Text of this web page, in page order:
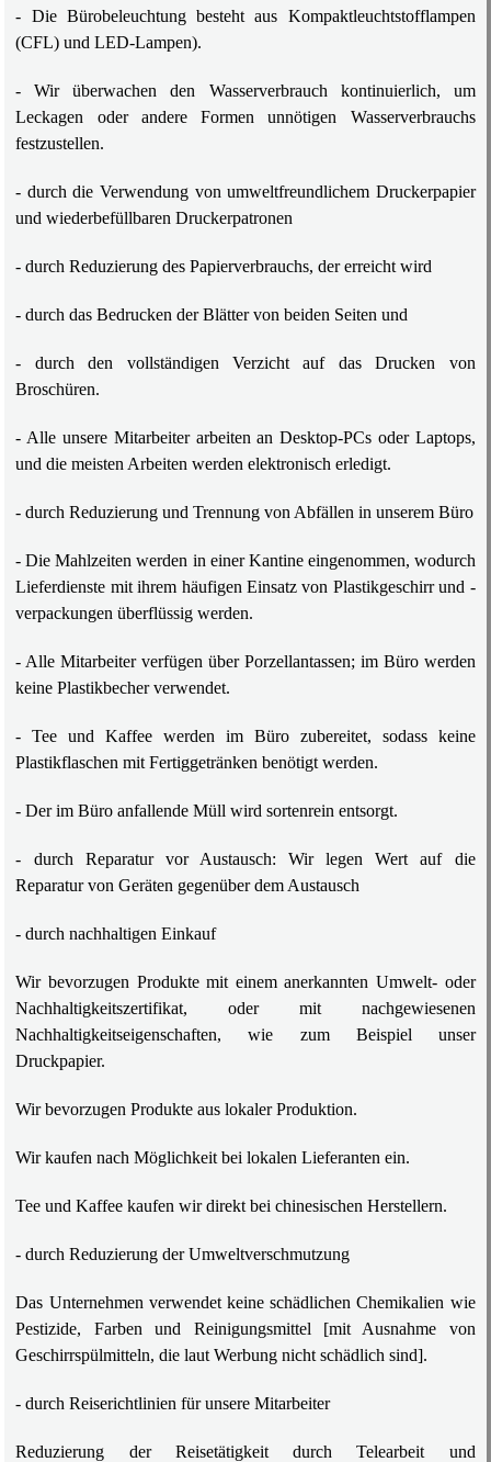
- Die Bürobeleuchtung besteht aus Kompaktleuchtstofflampen
(CFL) und LED-Lampen).
- Wir überwachen den Wasserverbrauch kontinuierlich, um
Leckagen oder andere Formen unnötigen Wasserverbrauchs
festzustellen.
- durch die Verwendung von umweltfreundlichem Druckerpapier
und wiederbefüllbaren Druckerpatronen
- durch Reduzierung des Papierverbrauchs, der erreicht wird
- durch das Bedrucken der Blätter von beiden Seiten und
- durch den vollständigen Verzicht auf das Drucken von
Broschüren.
- Alle unsere Mitarbeiter arbeiten an Desktop-PCs oder Laptops,
und die meisten Arbeiten werden elektronisch erledigt.
- durch Reduzierung und Trennung von Abfällen in unserem Büro
- Die Mahlzeiten werden in einer Kantine eingenommen, wodurch
Lieferdienste mit ihrem häufigen Einsatz von Plastikgeschirr und -
verpackungen überflüssig werden.
- Alle Mitarbeiter verfügen über Porzellantassen; im Büro werden
keine Plastikbecher verwendet.
- Tee und Kaffee werden im Büro zubereitet, sodass keine
Plastikflaschen mit Fertiggetränken benötigt werden.
- Der im Büro anfallende Müll wird sortenrein entsorgt.
- durch Reparatur vor Austausch: Wir legen Wert auf die
Reparatur von Geräten gegenüber dem Austausch
- durch nachhaltigen Einkauf
Wir bevorzugen Produkte mit einem anerkannten Umwelt- oder
Nachhaltigkeitszertifikat, oder mit nachgewiesenen
Nachhaltigkeitseigenschaften, wie zum Beispiel unser
Druckpapier.
Wir bevorzugen Produkte aus lokaler Produktion.
Wir kaufen nach Möglichkeit bei lokalen Lieferanten ein.
Tee und Kaffee kaufen wir direkt bei chinesischen Herstellern.
- durch Reduzierung der Umweltverschmutzung
Das Unternehmen verwendet keine schädlichen Chemikalien wie
Pestizide, Farben und Reinigungsmittel [mit Ausnahme von
Geschirrspülmitteln, die laut Werbung nicht schädlich sind].
- durch Reiserichtlinien für unsere Mitarbeiter
Reduzierung der Reisetätigkeit durch Telearbeit und